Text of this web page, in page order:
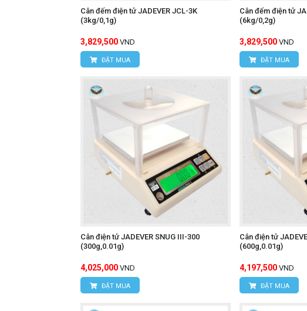
Cân đếm điện tử JADEVER JCL-3K
(3kg/0,1g)
3,829,500 VND
ĐẶT MUA
Cân đếm điện tử
(6kg/0,2g)
3,829,500 VND
ĐẶT MUA
Cân điện tử JADEVER SNUG III-300
(300g,0.01g)
4,025,000 VND
ĐẶT MUA
Cân điện tử
(600g,0.01g)
4,197,500 VND
ĐẶT MUA